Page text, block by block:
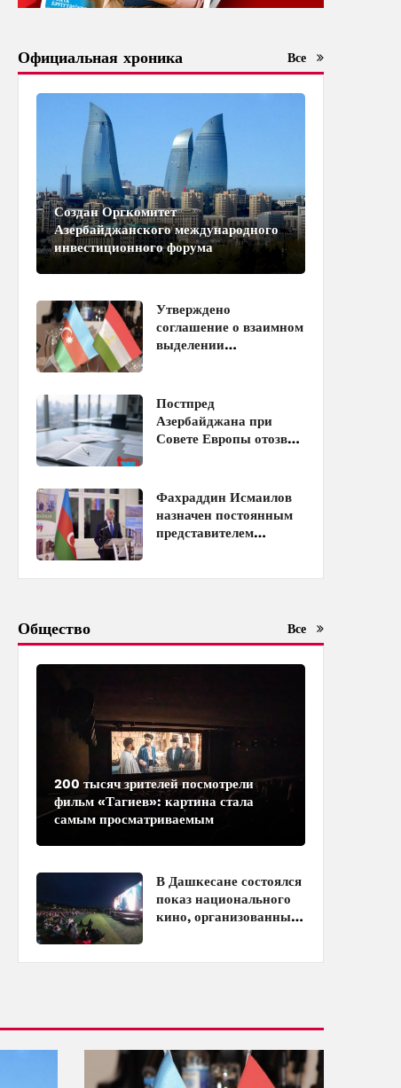
Официальная хроника Все
Создан Оргкомитет
Азербайджанского международного
инвестиционного форума
Утверждено
соглашение о взаимном
выделении
и Таджикистаном
Постпред
Азербайджана при
Совете Европы отозван
Фахраддин Исмаилов
назначен постоянным
представителем
Общество Все
200 тысяч зрителей посмотрели
фильм «Тагиев»: картина стала
самым просматриваемым
В Дашкесане состоялся
показ национального
кино, организованный